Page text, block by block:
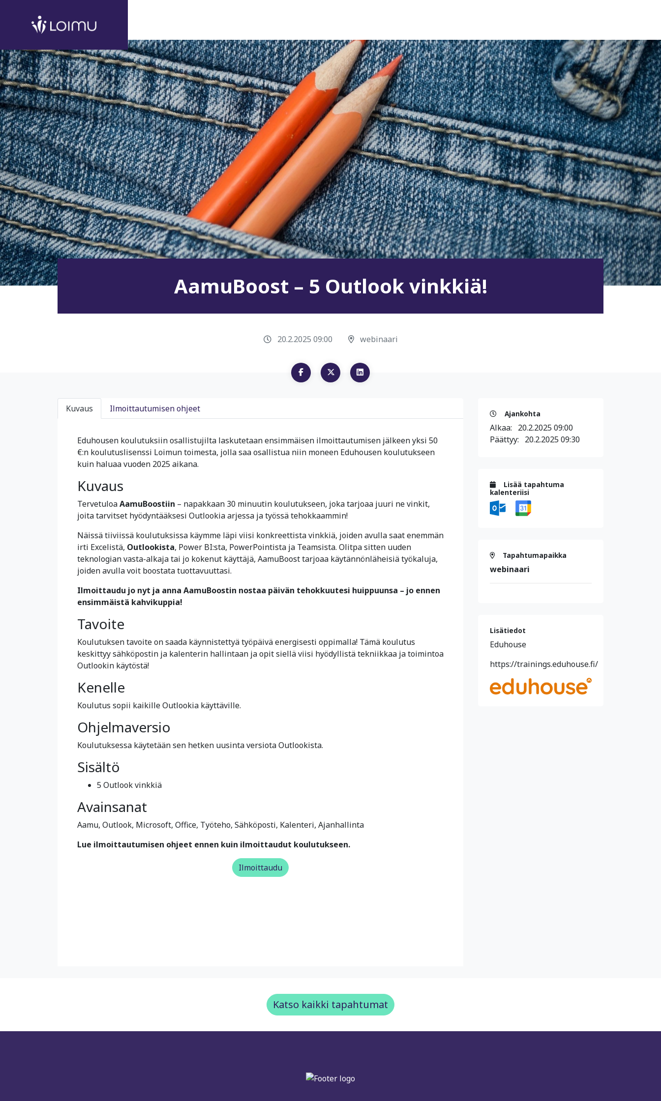
AamuBoost – 5 Outlook vinkkiä!
20.2.2025 09:00 webinaari
Kuvaus Ilmoittautumisen ohjeet
Eduhousen koulutuksiin osallistujilta laskutetaan ensimmäisen ilmoittautumisen jälkeen yksi 50
€:n koulutuslisenssi Loimun toimesta, jolla saa osallistua niin moneen Eduhousen koulutukseen
kuin haluaa vuoden 2025 aikana.
Kuvaus
TervetuloaAamuBoostiin – napakkaan 30 minuutin koulutukseen, joka tarjoaa juuri ne vinkit,
joita tarvitset hyödyntääksesi Outlookia arjessa ja työssä tehokkaammin!
Näissä tiiviissä koulutuksissa käymme läpi viisi konkreettista vinkkiä, joiden avulla saat enemmän
irti Excelistä, Outlookista, Power BI:sta, PowerPointista ja Teamsista. Olitpa sitten uuden
teknologian vasta-alkaja tai jo kokenut käyttäjä, AamuBoost tarjoaa käytännönläheisiä työkaluja,
joiden avulla voit boostata tuottavuuttasi.
Ilmoittaudu jo nyt ja anna AamuBoostin nostaa päivän tehokkuutesi huippuunsa – jo ennen
ensimmäistä kahvikuppia!
Tavoite
Koulutuksen tavoite on saada käynnistettyä työpäivä energisesti oppimalla! Tämä koulutus
keskittyy sähköpostin ja kalenterin hallintaan ja opit siellä viisi hyödyllistä tekniikkaa ja toimintoa
Outlookin käytöstä!
Kenelle
Koulutus sopii kaikille Outlookia käyttäville.
Ohjelmaversio
Koulutuksessa käytetään sen hetken uusinta versiota Outlookista.
Sisältö
5 Outlook vinkkiä
Avainsanat
Aamu, Outlook, Microsoft, Office, Työteho, Sähköposti, Kalenteri, Ajanhallinta
Lue ilmoittautumisen ohjeet ennen kuin ilmoittaudut koulutukseen.
Ilmoittaudu
Ajankohta
Alkaa: 20.2.2025 09:00
Päättyy: 20.2.2025 09:30
Lisää tapahtuma
kalenteriisi
Tapahtumapaikka
webinaari
Lisätiedot
Eduhouse
https://trainings.eduhouse.fi/
Katso kaikki tapahtumat